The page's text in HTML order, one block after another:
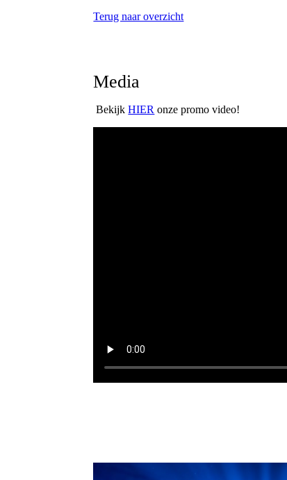
Terug naar overzicht
Media
BekijkHIER onze promo video!